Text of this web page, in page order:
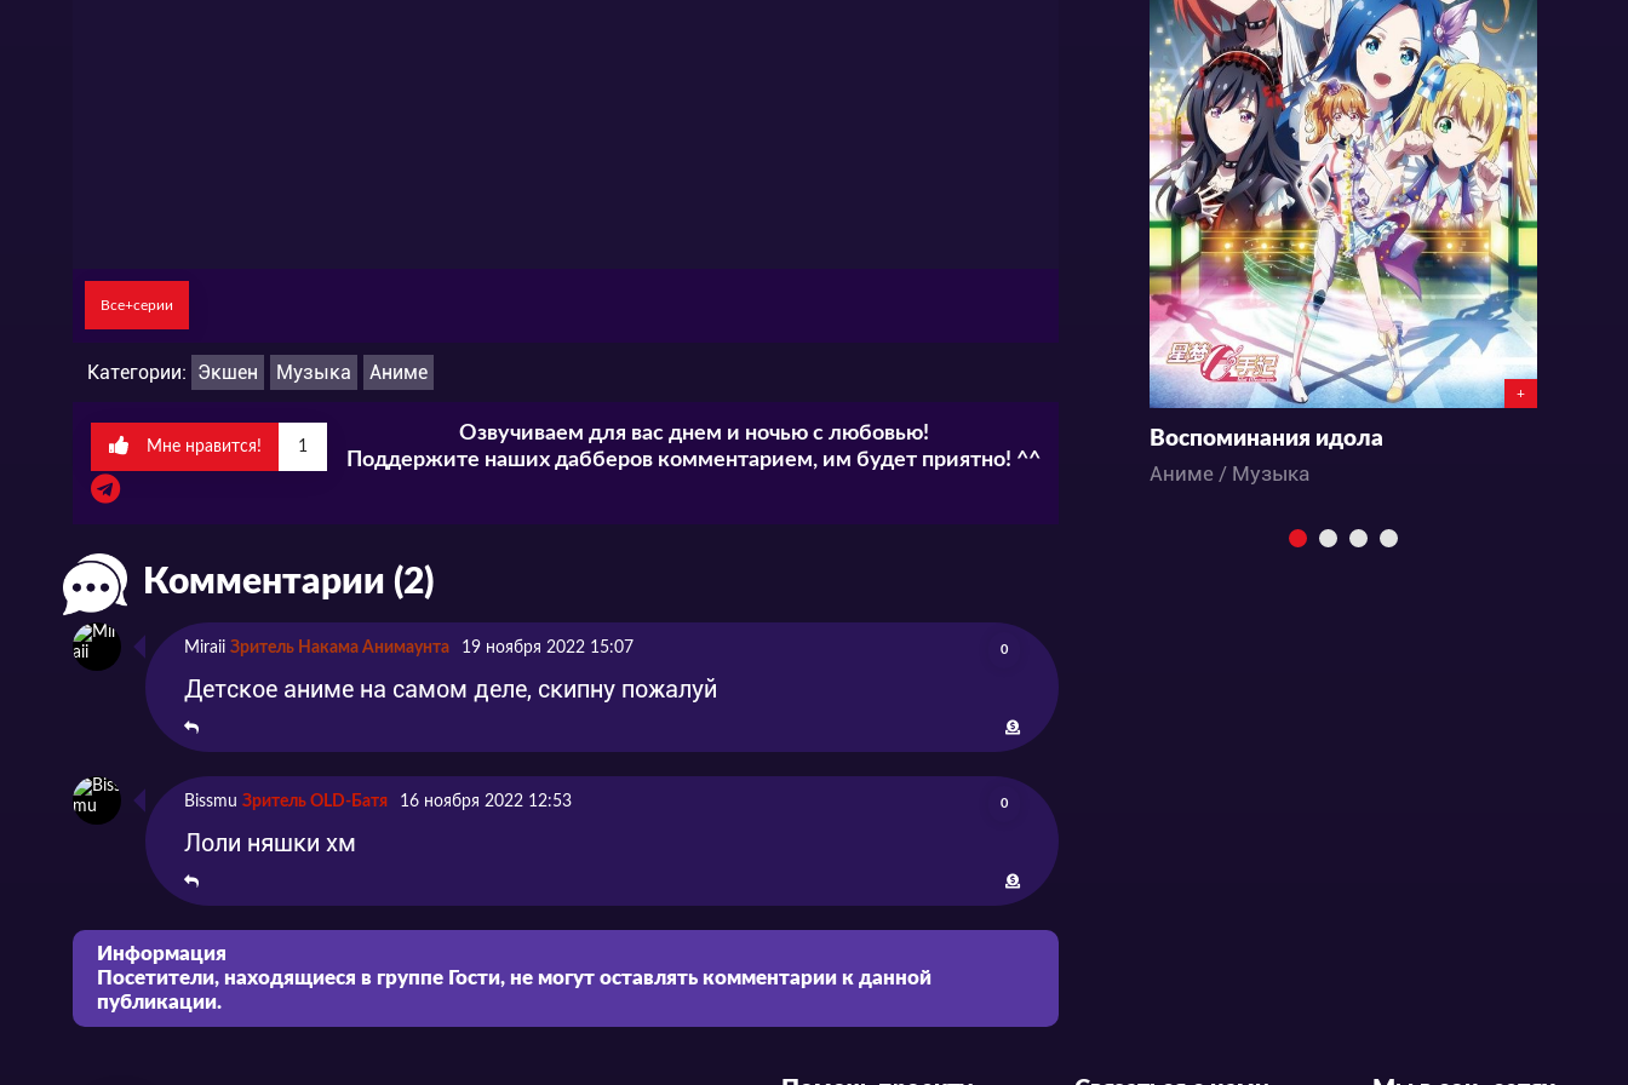
Все+серии
Категории: Экшен Музыка Аниме
Мне нравится! 1
Озвучиваем для вас днем и ночью с любовью!
Поддержите наших дабберов комментарием, им будет приятно! ^^
Комментарии (2)
Miraii Зритель Накама Анимаунта 19 ноября 2022 15:07 0
Детское аниме на самом деле, скипну пожалуй
Bissmu Зритель OLD-Батя 16 ноября 2022 12:53 0
Лоли няшки хм
Информация
Посетители, находящиеся в группе Гости, не могут оставлять комментарии к данной
публикации.
+
Воспоминания идола
Аниме / Музыка